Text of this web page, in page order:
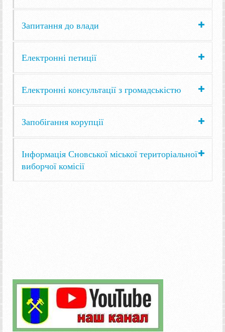
Запитання до влади
Електронні петиції
Електронні консультації з громадськістю
Запобігання корупції
Інформація Сновської міської територіальної
виборчої комісії